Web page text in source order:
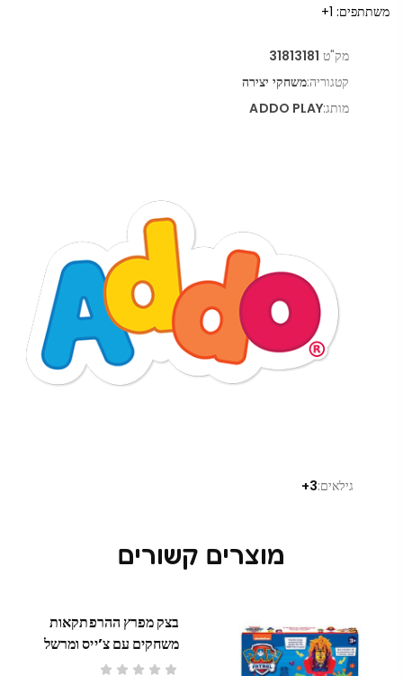
משתתפים: 1+
מק"ט 31813181
קטגוריה:משחקי יצירה
מותג:ADDO PLAY
גילאים:3+
מוצרים קשורים
בצק מפרץ ההרפתקאות
משחקים עם צ’ייס ומרשל